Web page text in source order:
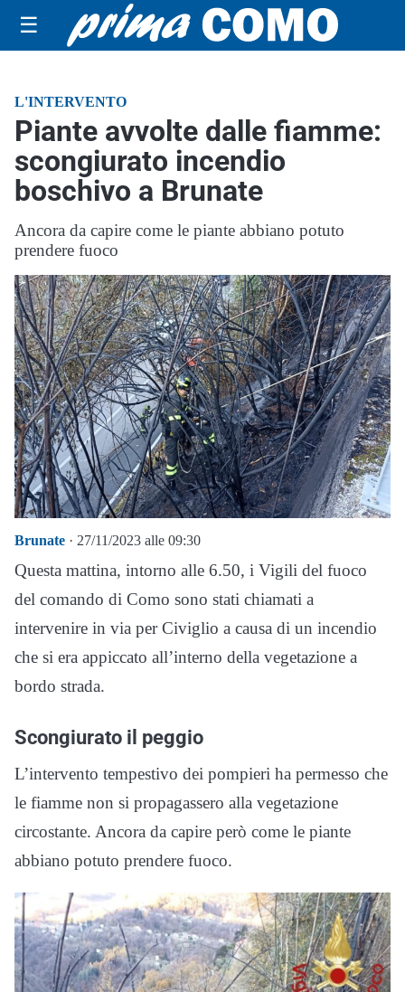
☰
L'INTERVENTO
Piante avvolte dalle fiamme:
scongiurato incendio
boschivo a Brunate
Ancora da capire come le piante abbiano potuto
prendere fuoco
Brunate · 27/11/2023 alle 09:30
Questa mattina, intorno alle 6.50, i Vigili del fuoco
del comando di Como sono stati chiamati a
intervenire in via per Civiglio a causa di un incendio
che si era appiccato all’interno della vegetazione a
bordo strada.
Scongiurato il peggio
L’intervento tempestivo dei pompieri ha permesso che
le fiamme non si propagassero alla vegetazione
circostante. Ancora da capire però come le piante
abbiano potuto prendere fuoco.